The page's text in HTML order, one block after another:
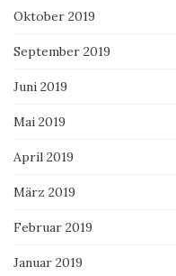
Oktober 2019
September 2019
Juni 2019
Mai 2019
April 2019
März 2019
Februar 2019
Januar 2019